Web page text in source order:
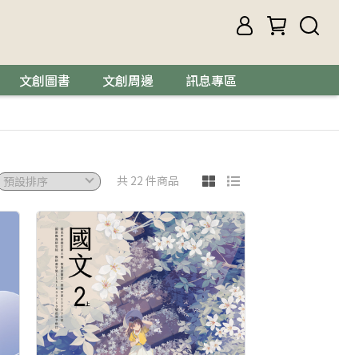
文創圖書 文創周邊 訊息專區
共 22 件商品